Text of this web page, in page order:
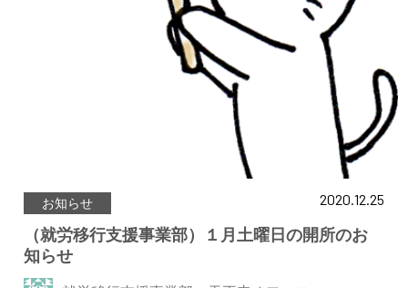
お知らせ 2020.12.25
（就労移行支援事業部）１月土曜日の開所のお
知らせ